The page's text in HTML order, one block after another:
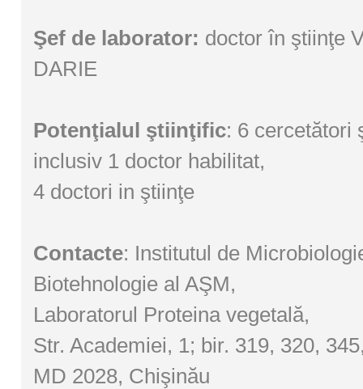
Şef de laborator: doctor în ştiinţe
DARIE
Potenţialul ştiinţific: 6 cercetători
inclusiv 1 doctor habilitat,
4 doctori in ştiinţe
Contacte: Institutul de
Biotehnologie al AŞM,
Laboratorul Proteina vegetală,
Str. Academiei, 1; bir. 319, 320,
MD 2028, Chişinău